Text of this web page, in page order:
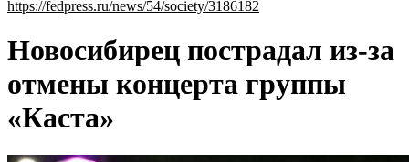
https://fedpress.ru/news/54/society/3186182
Новосибирец пострадал из-за
отмены концерта группы
«Каста»